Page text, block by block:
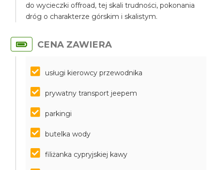
do wycieczki offroad, tej skali trudności, pokonania
dróg o charakterze górskim i skalistym.
CENA ZAWIERA
usługi kierowcy przewodnika
prywatny transport jeepem
parkingi
butelka wody
filiżanka cypryjskiej kawy